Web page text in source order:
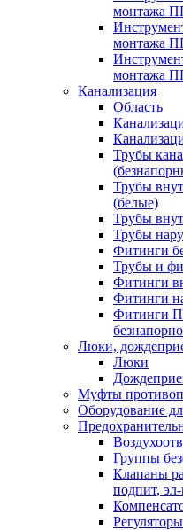
монтажа
монтажа
монтажа
Канализация
Область
Трубы
Трубы
(белые)
Трубы
Трубы
Фитинги
Трубы и
Фитинги
Фитинги
Фитинги
Люки,
Люки
Муфты
Оборудование
Группы
Клапаны
подпит,